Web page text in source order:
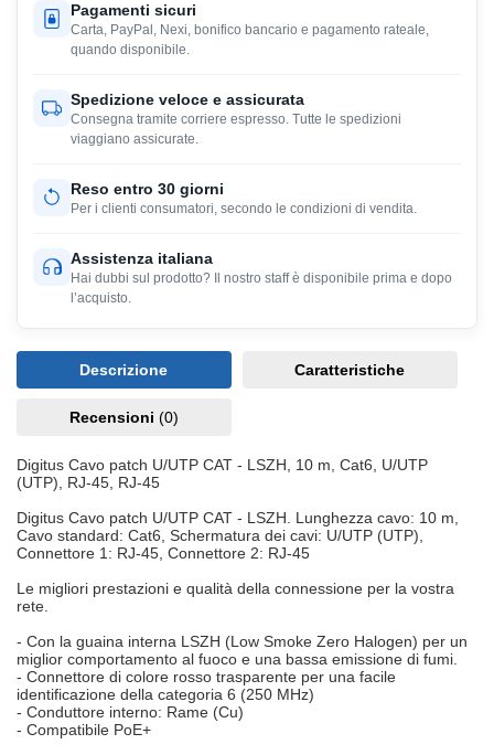
Pagamenti sicuri
Carta, PayPal, Nexi, bonifico bancario e pagamento rateale,
quando disponibile.
Spedizione veloce e assicurata
Consegna tramite corriere espresso. Tutte le spedizioni
viaggiano assicurate.
Reso entro 30 giorni
Per i clienti consumatori, secondo le condizioni di vendita.
Assistenza italiana
Hai dubbi sul prodotto? Il nostro staff è disponibile prima e dopo
l’acquisto.
Descrizione Caratteristiche
Recensioni (0)
Digitus Cavo patch U/UTP CAT - LSZH, 10 m, Cat6, U/UTP
(UTP), RJ-45, RJ-45
Digitus Cavo patch U/UTP CAT - LSZH. Lunghezza cavo: 10 m,
Cavo standard: Cat6, Schermatura dei cavi: U/UTP (UTP),
Connettore 1: RJ-45, Connettore 2: RJ-45
Le migliori prestazioni e qualità della connessione per la vostra
rete.
- Con la guaina interna LSZH (Low Smoke Zero Halogen) per un
miglior comportamento al fuoco e una bassa emissione di fumi.
- Connettore di colore rosso trasparente per una facile
identificazione della categoria 6 (250 MHz)
- Conduttore interno: Rame (Cu)
- Compatibile PoE+